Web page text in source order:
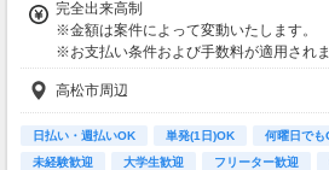
完全出来高制
※金額は案件によって変動いたします。
※お支払い条件および手数料が適用され
高松市周辺
日払い・週払いOK 単発(1日)OK 何曜日でも
未経験歓迎
大学生歓迎 フリーター歓迎